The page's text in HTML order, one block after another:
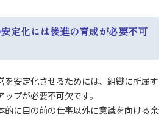
定化には後進の育成が必要不可
を安定化させるためには、組織に所属す
プが必要不可欠です。
的に目の前の仕事以外に意識を向ける余